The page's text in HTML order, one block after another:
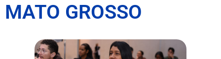
MATO GROSSO